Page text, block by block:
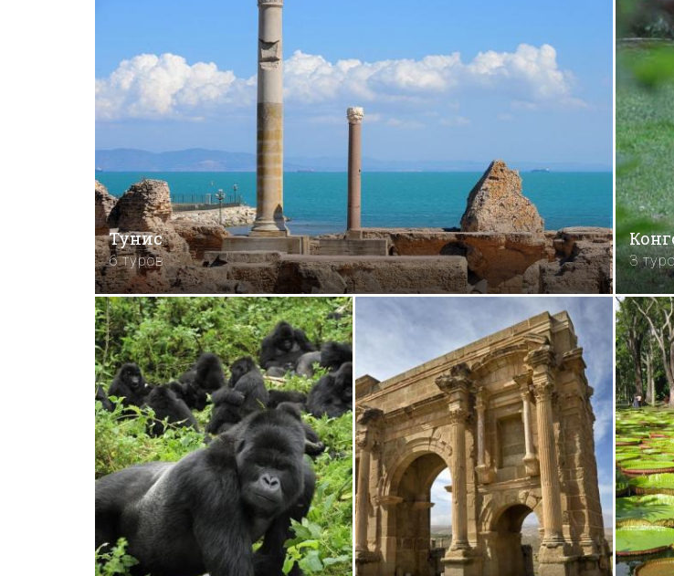
Тунис
6 туров 3